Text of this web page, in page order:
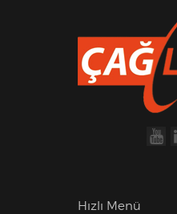
Hızlı Menü